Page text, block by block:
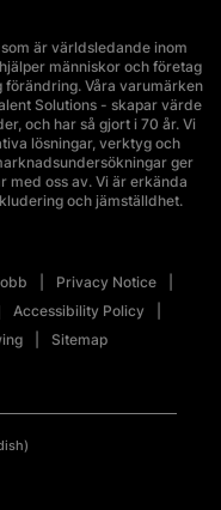
är världsledande inom
människor och företag
Våra varumärken
Solutions - skapar värde
och har så gjort i 70 år. Vi
lösningar, verktyg och
ger
med oss av. Vi är erkända
och jämställdhet.
Privacy Notice
Accessibility Policy
Sitemap